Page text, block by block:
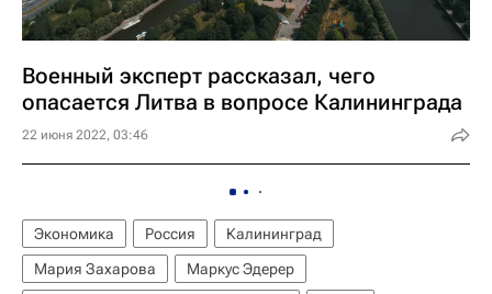
Военный эксперт рассказал, чего
опасается Литва в вопросе Калининграда
22 июня 2022, 03:46
Экономика Россия
Калининград
Мария Захарова
Маркус Эдерер